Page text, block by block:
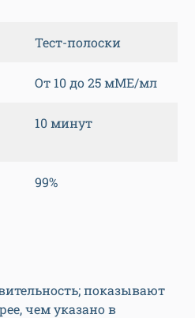
Тест-полоски
От 10 до 25 мМЕ/мл
10 минут
99%
показывают
чем указано в